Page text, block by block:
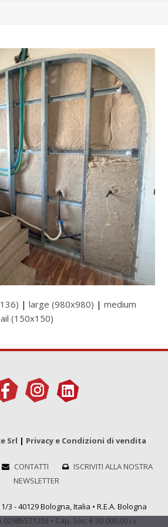
|large (980x980) |medium
(150x150)
Srl | Privacy e Condizioni di vendita
CONTATTI
ISCRIVITI ALLA NOSTRA
NEWSLETTER
3 - 40129 Bologna, Italia • R.E.A. Bologna
02985571203 • Cap. Soc. € 30.000,00 i.v.